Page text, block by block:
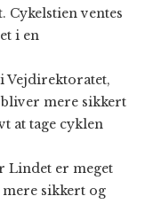
Cykelstien ventes
i en
Vejdirektoratet,
mere sikkert
at tage cyklen
Lindet er meget
sikkert og